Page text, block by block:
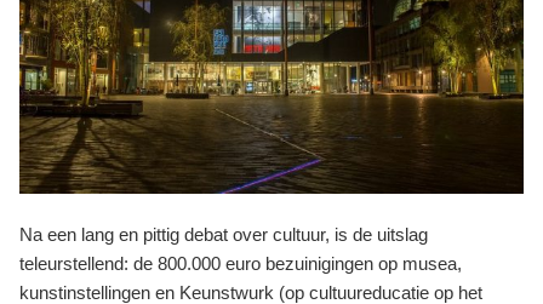
Na een lang en pittig debat over cultuur, is de uitslag
teleurstellend: de 800.000 euro bezuinigingen op musea,
kunstinstellingen en Keunstwurk (op cultuureducatie op het